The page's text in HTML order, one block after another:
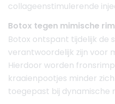
collageenstimulerende
Botox tegen mimische
Botox ontspant tijdelijk de
verantwoordelijk zijn voor
Hierdoor worden
kraaienpootjes minder
toegepast bij dynamische